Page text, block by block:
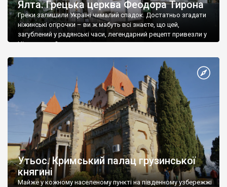
Ялта. Грецька церква Феодора Тирона
Греки залишили Україні чималий спадок. Достатньо згадати
ніжинські огірочки – ви ж мабуть всі знаєте, що цей,
загублений у радянські часи, легендарний рецепт привезли у
Ніжин греки?
Утьос. Кримський палац грузинської
княгині
Майже у кожному населеному пункті на південному узбережжі